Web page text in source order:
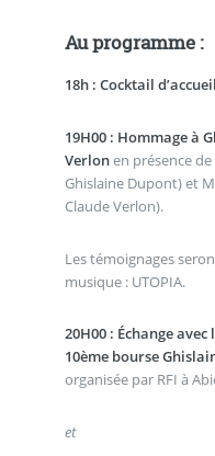
Au programme :
18h : Cocktail d’accueil
19H00 : Hommage à
Verlonen présence de
Ghislaine Dupont) et
Claude Verlon).
Les témoignages
musique : UTOPIA.
20H00 : Échange
10ème bourse
organisée par RFI à
et